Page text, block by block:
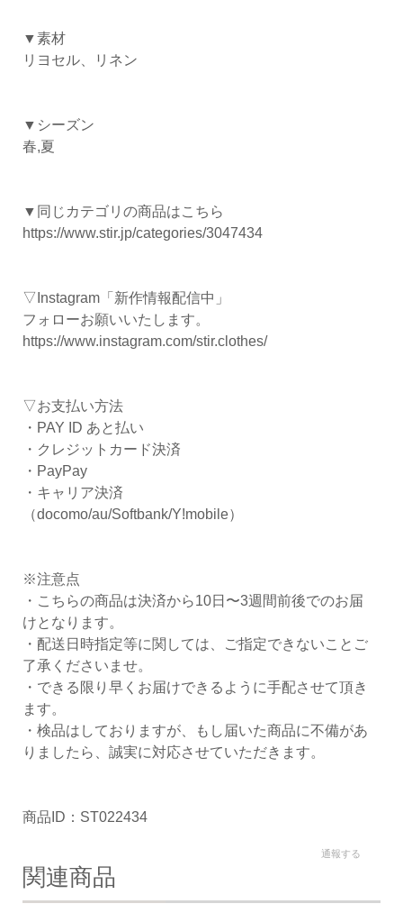
▼素材
リヨセル、リネン
▼シーズン
春,夏
▼同じカテゴリの商品はこちら
https://www.stir.jp/categories/3047434
▽Instagram「新作情報配信中」
フォローお願いいたします。
https://www.instagram.com/stir.clothes/
▽お支払い方法
・PAY ID あと払い
・クレジットカード決済
・PayPay
・キャリア決済
（docomo/au/Softbank/Y!mobile）
※注意点
・こちらの商品は決済から10日〜3週間前後でのお届
けとなります。
・配送日時指定等に関しては、ご指定できないことご
了承くださいませ。
・できる限り早くお届けできるように手配させて頂き
ます。
・検品はしておりますが、もし届いた商品に不備があ
りましたら、誠実に対応させていただきます。
商品ID：ST022434
通報する
関連商品